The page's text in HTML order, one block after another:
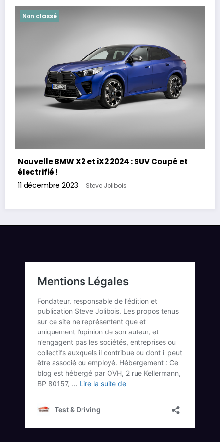
Non classé
Nouvelle BMW X2 et iX2 2024 : SUV Coupé et
électrifié !
11 décembre 2023 Steve Jolibois